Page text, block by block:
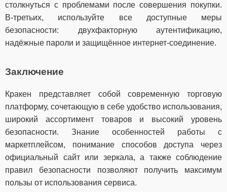
столкнуться с проблемами после совершения покупки.
В-третьих, используйте все доступные меры
безопасности: двухфакторную аутентификацию,
надёжные пароли и защищённое интернет-соединение.
Заключение
Кракен представляет собой современную торговую
платформу, сочетающую в себе удобство использования,
широкий ассортимент товаров и высокий уровень
безопасности. Знание особенностей работы с
маркетплейсом, понимание способов доступа через
официальный сайт или зеркала, а также соблюдение
правил безопасности позволяют получить максимум
пользы от использования сервиса.